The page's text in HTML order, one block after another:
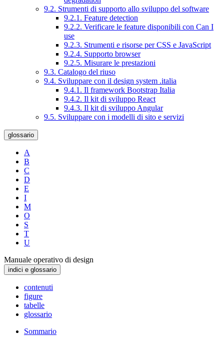
9.2. Strumenti di supporto allo sviluppo del software
9.2.1. Feature detection
9.2.2. Verificare le feature disponibili con Can I
use
9.2.3. Strumenti e risorse per CSS e JavaScript
9.2.4. Supporto browser
9.2.5. Misurare le prestazioni
9.3. Catalogo del riuso
9.4. Sviluppare con il design system .italia
9.4.1. Il framework Bootstrap Italia
9.4.2. Il kit di sviluppo React
9.4.3. Il kit di sviluppo Angular
9.5. Sviluppare con i modelli di sito e servizi
glossario
A
B
C
D
E
I
M
O
S
T
U
Manuale operativo di design
indici e glossario
contenuti
figure
tabelle
glossario
Sommario